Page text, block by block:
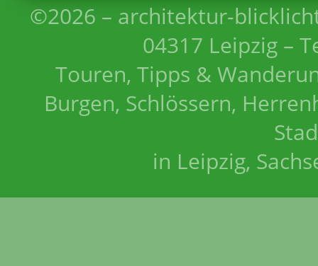
©2026 – architektur-
04317 Leipzig –
Touren, Tipps &
Burgen, Schlössern,
in Leipzig,